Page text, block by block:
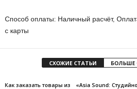
Способ оплаты: Наличный расчёт,
с карты
СХОЖИЕ СТАТЬИ БОЛЬШЕ
Как заказать товары из
«Asia Sound: